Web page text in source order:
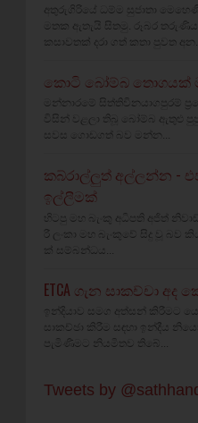
අතුරුගිරියේ ධම්ම සුජාතා
මතක ඇතැයි සිතමු. රූබර
කසාවතක්‌ දරා ගත් කතා පුවත අන...
කොටි බෝම්බ තොගයක්
මන්නාරමේ සිත්තිවිනයාගපුරම්
විසින් වළලා තිබූ බෝම්බ ඇතුළු
සවස ගොඩගත් බව මන්න...
කබ්රාල්ලුත් අල්ලන්න -
ඉල්ලීමක්
හිටපු මහ බැංකු අධිපති අජිත්
රී ලංකා මහ බැංකුවේ සිදු වූ බව
ක් සම්බන්ධය...
ETCA ගැන සාකච්චා
ඉන්දියාව සමග අත්සන් කිරීමට
සාකච්ඡා කිරීම සඳහා ඉන්දීය
පැමිණීමට නියමිතව තිබේ...
Tweets by